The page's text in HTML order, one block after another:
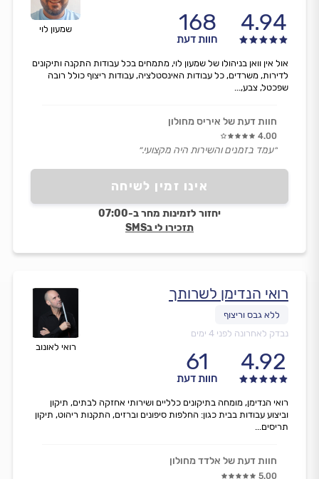
שמעון לוי 4.94
168
חוות דעת
אינו זמין לשיחה
יחזור לזמינות מחר ב-07:00
תזכירו לי בSMS
אול אין וואן בניהולו של שמעון לוי, מתמחים בכל עבודות התקנה ותיקונים
לדירות, משרדים, כל עבודות האינסטלציה, עבודות ריצוף כולל רובה
שפכטל, צבע,...
חוות דעת של איריס מחולון
4.00
״עמד בזמנים והשירות היה מקצועי.״
רואי לאונוב
רואי הנדימן לשרותך
נבדק לאחרונה לפני 4 ימים
4.92
61
חוות דעת
רואי הנדימן, מומחה בתיקונים כלליים ושירותי אחזקה לבתים, תיקון
וביצוע עבודות בבית כגון: החלפות סיפונים וברזים, התקנות ריהוט, תיקון
תריסים...
חוות דעת של אלדד מחולון
5.00